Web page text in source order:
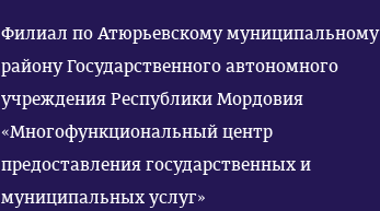
Филиал по Атюрьевскому муниципальному
району Государственного автономного
учреждения Республики Мордовия
«Многофункциональный центр
предоставления государственных и
муниципальных услуг»